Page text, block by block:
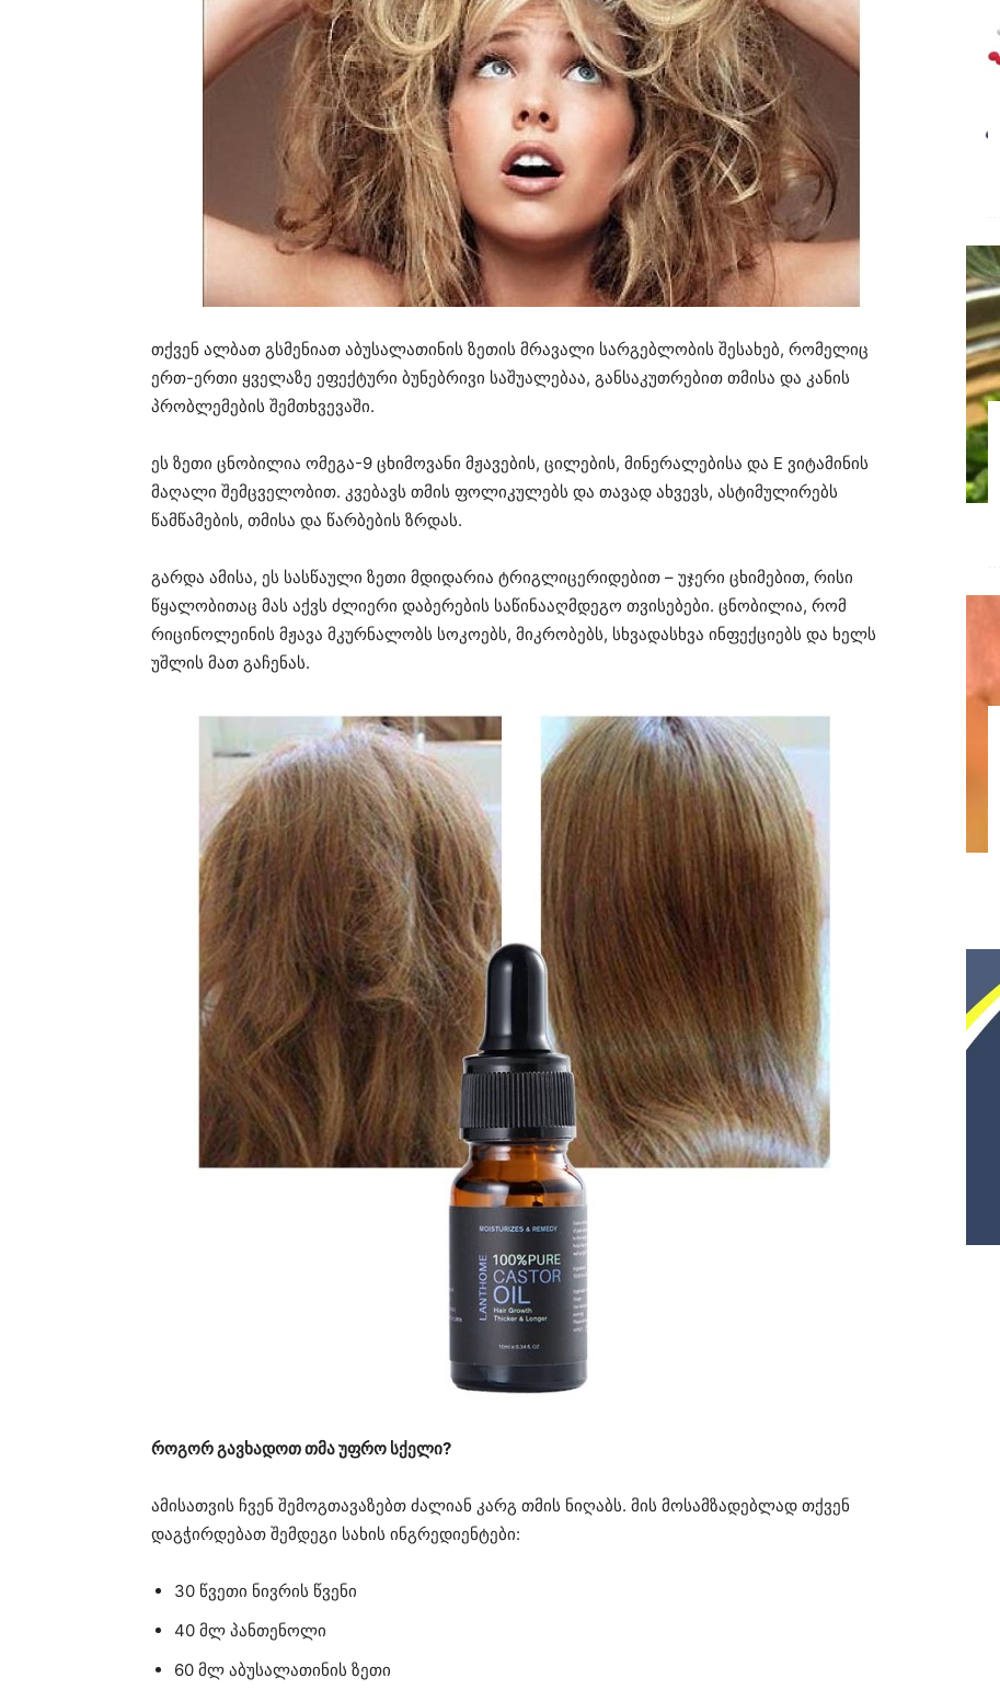
თქვენ ალბათ გსმენიათ აბუსალათინის ზეთის მრავალი სარგებლობის შესახებ, რომელიც
ერთ-ერთი ყველაზე ეფექტური ბუნებრივი საშუალებაა, განსაკუთრებით თმისა და კანის
პრობლემების შემთხვევაში.
ეს ზეთი ცნობილია ომეგა-9 ცხიმოვანი მჟავების, ცილების, მინერალებისა და E ვიტამინის
მაღალი შემცველობით. კვებავს თმის ფოლიკულებს და თავად ახვევს, ასტიმულირებს
წამწამების, თმისა და წარბების ზრდას.
გარდა ამისა, ეს სასწაული ზეთი მდიდარია ტრიგლიცერიდებით – უჯერი ცხიმებით, რისი
წყალობითაც მას აქვს ძლიერი დაბერების საწინააღმდეგო თვისებები. ცნობილია, რომ
რიცინოლეინის მჟავა მკურნალობს სოკოებს, მიკრობებს, სხვადასხვა ინფექციებს და ხელს
უშლის მათ გაჩენას.
როგორ გავხადოთ თმა უფრო სქელი?
ამისათვის ჩვენ შემოგთავაზებთ ძალიან კარგ თმის ნიღაბს. მის მოსამზადებლად თქვენ
დაგჭირდებათ შემდეგი სახის ინგრედიენტები:
30 წვეთი ნივრის წვენი
40 მლ პანთენოლი
60 მლ აბუსალათინის ზეთი